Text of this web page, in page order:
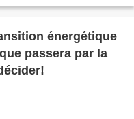
énergétique
passera par la